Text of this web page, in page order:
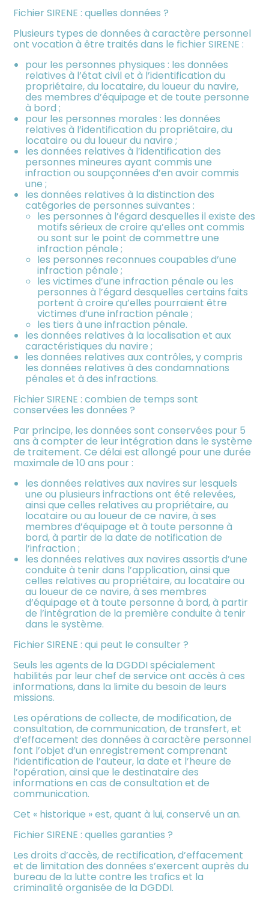
Fichier SIRENE : quelles données ?
Plusieurs types de données à caractère personnel
ont vocation à être traités dans le fichier SIRENE :
pour les personnes physiques : les données
relatives à l’état civil et à l’identification du
propriétaire, du locataire, du loueur du navire,
des membres d’équipage et de toute personne
à bord ;
pour les personnes morales : les données
relatives à l’identification du propriétaire, du
locataire ou du loueur du navire ;
les données relatives à l’identification des
personnes mineures ayant commis une
infraction ou soupçonnées d’en avoir commis
une ;
les données relatives à la distinction des
catégories de personnes suivantes :
les personnes à l’égard desquelles il existe des
motifs sérieux de croire qu’elles ont commis
ou sont sur le point de commettre une
infraction pénale ;
les personnes reconnues coupables d’une
infraction pénale ;
les victimes d’une infraction pénale ou les
personnes à l’égard desquelles certains faits
portent à croire qu’elles pourraient être
victimes d’une infraction pénale ;
les tiers à une infraction pénale.
les données relatives à la localisation et aux
caractéristiques du navire ;
les données relatives aux contrôles, y compris
les données relatives à des condamnations
pénales et à des infractions.
Fichier SIRENE : combien de temps sont
conservées les données ?
Par principe, les données sont conservées pour 5
ans à compter de leur intégration dans le système
de traitement. Ce délai est allongé pour une durée
maximale de 10 ans pour :
les données relatives aux navires sur lesquels
une ou plusieurs infractions ont été relevées,
ainsi que celles relatives au propriétaire, au
locataire ou au loueur de ce navire, à ses
membres d’équipage et à toute personne à
bord, à partir de la date de notification de
l’infraction ;
les données relatives aux navires assortis d’une
conduite à tenir dans l’application, ainsi que
celles relatives au propriétaire, au locataire ou
au loueur de ce navire, à ses membres
d’équipage et à toute personne à bord, à partir
de l’intégration de la première conduite à tenir
dans le système.
Fichier SIRENE : qui peut le consulter ?
Seuls les agents de la DGDDI spécialement
habilités par leur chef de service ont accès à ces
informations, dans la limite du besoin de leurs
missions.
Les opérations de collecte, de modification, de
consultation, de communication, de transfert, et
d’effacement des données à caractère personnel
font l’objet d’un enregistrement comprenant
l’identification de l’auteur, la date et l’heure de
l’opération, ainsi que le destinataire des
informations en cas de consultation et de
communication.
Cet « historique » est, quant à lui, conservé un an.
Fichier SIRENE : quelles garanties ?
Les droits d’accès, de rectification, d’effacement
et de limitation des données s’exercent auprès du
bureau de la lutte contre les trafics et la
criminalité organisée de la DGDDI.